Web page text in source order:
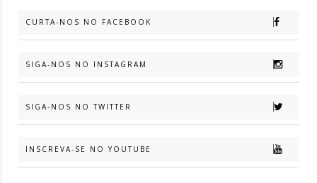
CURTA-NOS NO FACEBOOK
SIGA-NOS NO INSTAGRAM
SIGA-NOS NO TWITTER
INSCREVA-SE NO YOUTUBE